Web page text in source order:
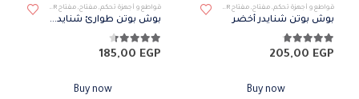
قواطع و أجهزة تحكم, مفتاح, مفتاح SCHNEIDER
بوش بوتن شنايدر أخضر
4.67من 5
205,00 EGP
Buy now
قواطع و أجهزة تحكم, مفتاح, مفتاح SCHNEIDER
بوش بوتن طوارئ شنايدر IP54
4.33من 5
185,00 EGP
Buy now